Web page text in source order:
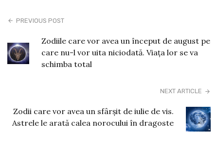
PREVIOUS POST
Zodiile care vor avea un început de august pe
care nu-l vor uita niciodată. Viața lor se va
schimba total
NEXT ARTICLE
Zodii care vor avea un sfârșit de iulie de vis.
Astrele le arată calea norocului în dragoste